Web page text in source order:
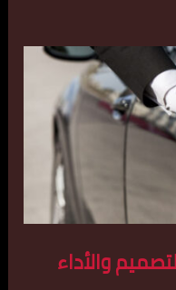
والأداء